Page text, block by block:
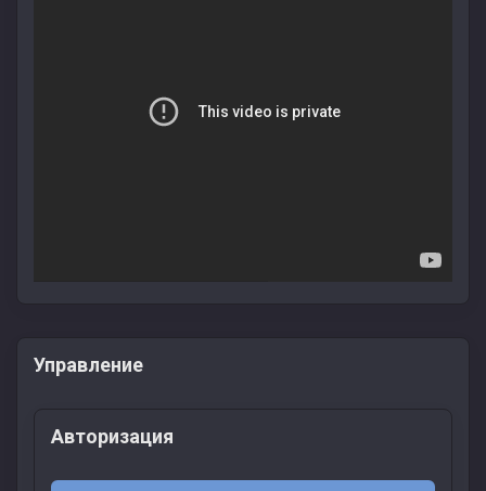
Управление
Авторизация